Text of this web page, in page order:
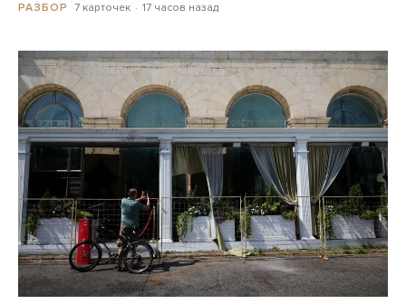
РАЗБОР 7 карточек 17 часов назад